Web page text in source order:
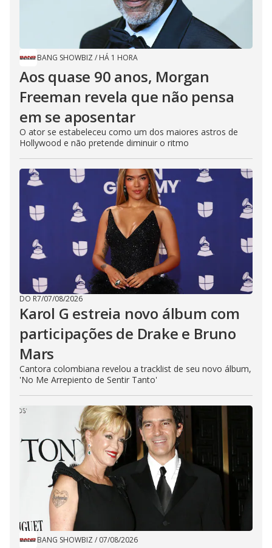
BANG SHOWBIZ / HÁ 1 HORA
Aos quase 90 anos, Morgan
Freeman revela que não pensa
em se aposentar
O ator se estabeleceu como um dos maiores astros de
Hollywood e não pretende diminuir o ritmo
DO R7/07/08/2026
Karol G estreia novo álbum com
participações de Drake e Bruno
Mars
Cantora colombiana revelou a ​tracklist de seu novo álbum,
'No Me Arrepiento de Sentir Tanto'
BANG SHOWBIZ / 07/08/2026